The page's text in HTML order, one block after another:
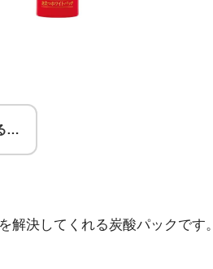
…
解決してくれる炭酸パックです。